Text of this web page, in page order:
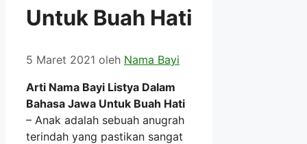
Untuk Buah Hati
5 Maret 2021 oleh Nama Bayi
Arti Nama Bayi Listya Dalam
Bahasa Jawa Untuk Buah Hati
– Anak adalah sebuah anugrah
terindah yang pastikan sangat